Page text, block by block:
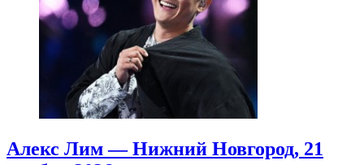
Алекс Лим — Нижний Новгород, 21